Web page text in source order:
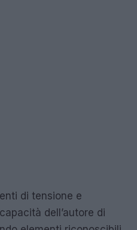
di tensione e
dell’autore di